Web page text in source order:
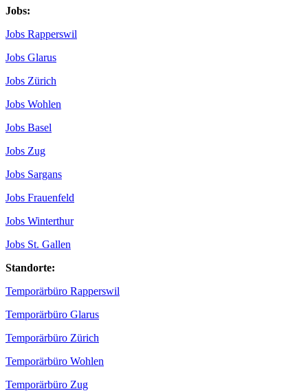
Jobs:
Jobs Rapperswil
Jobs Glarus
Jobs Zürich
Jobs Wohlen
Jobs Basel
Jobs Zug
Jobs Sargans
Jobs Frauenfeld
Jobs Winterthur
Jobs St. Gallen
Standorte:
Temporärbüro Rapperswil
Temporärbüro Glarus
Temporärbüro Zürich
Temporärbüro Wohlen
Temporärbüro Zug